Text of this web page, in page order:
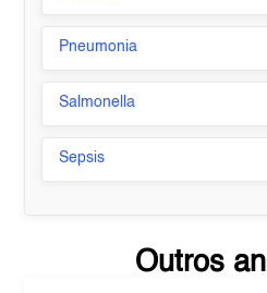
Pneumonia
Salmonella
Sepsis
Outros